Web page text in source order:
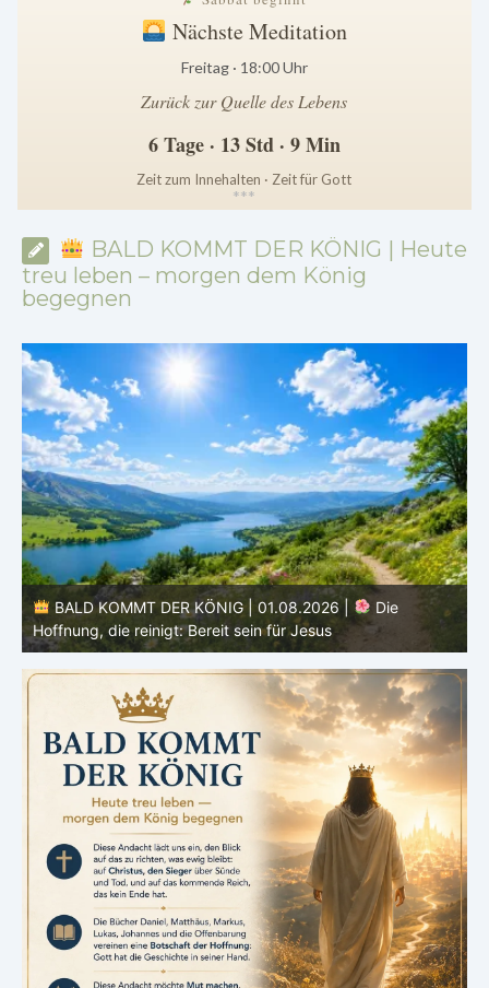
Nächste Meditation
Freitag · 18:00 Uhr
Zurück zur Quelle des Lebens
6 Tage · 13 Std · 9 Min
Zeit zum Innehalten · Zeit für Gott
***
BALD KOMMT DER KÖNIG | Heute
treu leben – morgen dem König
begegnen
BALD KOMMT DER KÖNIG | 01.08.2026 | Einführung in
den Monat |
August – Heiligung und Charakterbildung